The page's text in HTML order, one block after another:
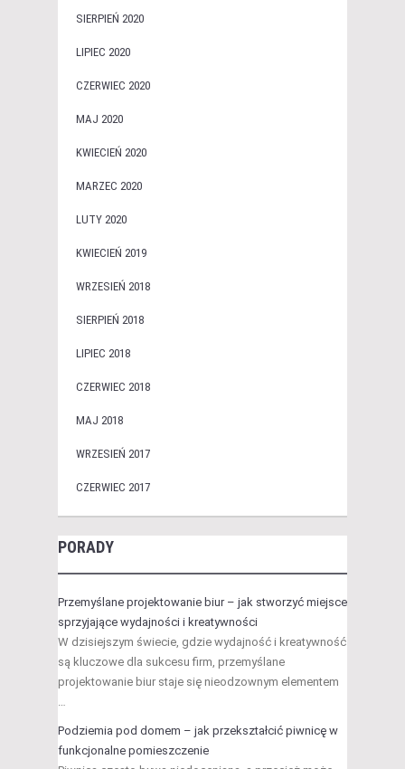
SIERPIEŃ 2020
LIPIEC 2020
CZERWIEC 2020
MAJ 2020
KWIECIEŃ 2020
MARZEC 2020
LUTY 2020
KWIECIEŃ 2019
WRZESIEŃ 2018
SIERPIEŃ 2018
LIPIEC 2018
CZERWIEC 2018
MAJ 2018
WRZESIEŃ 2017
CZERWIEC 2017
PORADY
Przemyślane projektowanie biur – jak stworzyć miejsce
sprzyjające wydajności i kreatywności
W dzisiejszym świecie, gdzie wydajność i kreatywność
są kluczowe dla sukcesu firm, przemyślane
projektowanie biur staje się nieodzownym elementem
Podziemia pod domem – jak przekształcić piwnicę w
funkcjonalne pomieszczenie